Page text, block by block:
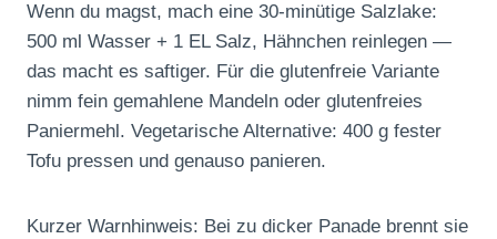
Wenn du magst, mach eine 30-minütige Salzlake:
500 ml Wasser + 1 EL Salz, Hähnchen reinlegen —
das macht es saftiger. Für die glutenfreie Variante
nimm fein gemahlene Mandeln oder glutenfreies
Paniermehl. Vegetarische Alternative: 400 g fester
Tofu pressen und genauso panieren.
Kurzer Warnhinweis: Bei zu dicker Panade brennt sie